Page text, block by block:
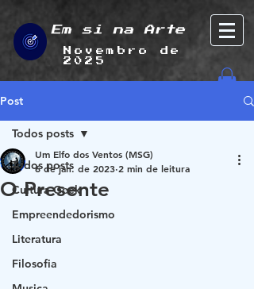
Em si na Arte
Novembro de
2025
Post
Todos posts
Cultura Geek
Empreendedorismo
Literatura
Filosofia
Todos posts
O Presente
Um Elfo dos Ventos (MSG)
6 de jan. de 2023 2 min de leitura